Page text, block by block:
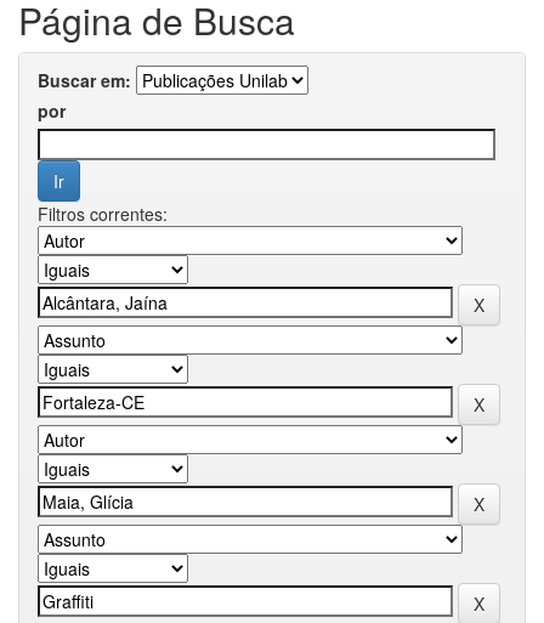
Página de Busca
Buscar em:
por
Filtros correntes: